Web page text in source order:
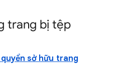
trang bị tệp
sở hữu trang